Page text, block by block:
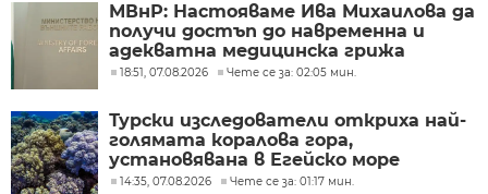
МВнР: Настояваме Ива Михаилова да
получи достъп до навременна и
адекватна медицинска грижа
18:51, 07.08.2026 Чете се за: 02:05 мин.
Турски изследователи откриха най-
голямата коралова гора,
установявана в Егейско море
14:35, 07.08.2026 Чете се за: 01:17 мин.